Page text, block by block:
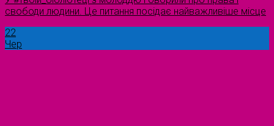
свободи людини. Це питання посідає найважливіше місце
22
Чер